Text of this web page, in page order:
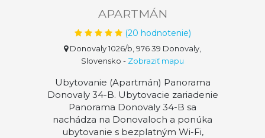
APARTMÁN
(20 hodnotenie)
Donovaly 1026/b, 976 39 Donovaly,
Slovensko - Zobraziť mapu
Ubytovanie (Apartmán) Panorama
Donovaly 34-B. Ubytovacie zariadenie
Panorama Donovaly 34-B sa
nachádza na Donovaloch a ponúka
ubytovanie s bezplatným Wi-Fi,